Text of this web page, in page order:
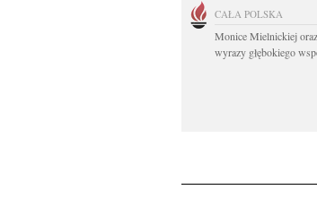
CAŁA POLSKA
Monice Mielnickiej
wyrazy głębokiego